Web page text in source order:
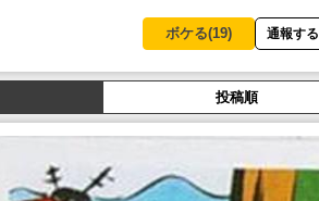
ボケる(19) 通報する
投稿順